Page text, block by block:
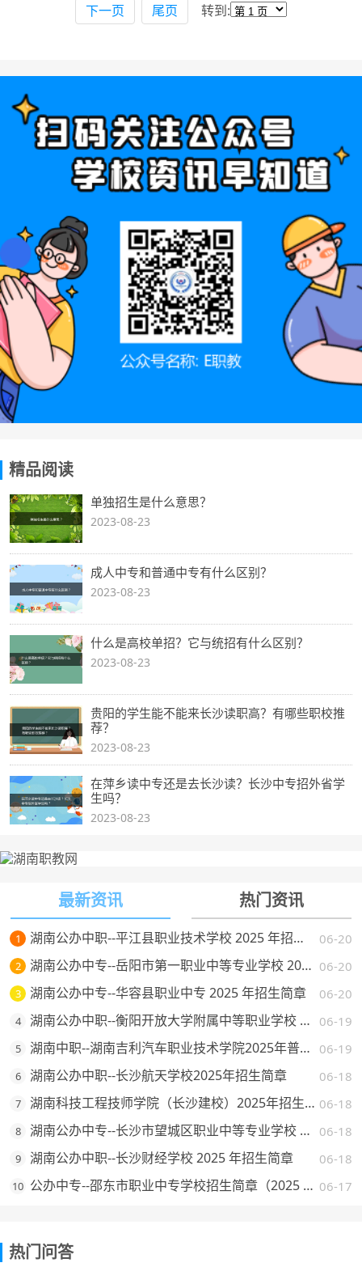
下一页
尾页 转到:
精品阅读
单独招生是什么意思？
2023-08-23
成人中专和普通中专有什么区别？
2023-08-23
什么是高校单招？它与统招有什么区别？
2023-08-23
贵阳的学生能不能来长沙读职高？有哪些职校推
荐？
2023-08-23
在萍乡读中专还是去长沙读？长沙中专招外省学
生吗？
2023-08-23
最新资讯 热门资讯
1 06-20
湖南公办中职--平江县职业技术学校 2025 年招生简章
2 06-20
湖南公办中专--岳阳市第一职业中等专业学校 2025 年招生简章
3 06-20
湖南公办中专--华容县职业中专 2025 年招生简章
4 06-19
湖南公办中职--衡阳开放大学附属中等职业学校 2025 年招生简章
5 06-19
湖南中职--湖南吉利汽车职业技术学院2025年普通高校招生章程
6 06-18
湖南公办中职--长沙航天学校2025年招生简章
7 06-18
湖南科技工程技师学院（长沙建校）2025年招生简章
8 06-18
湖南公办中专--长沙市望城区职业中等专业学校 2025 年招生简章
9 06-18
湖南公办中职--长沙财经学校 2025 年招生简章
10 06-17
公办中专--邵东市职业中专学校招生简章（2025 年）
热门问答